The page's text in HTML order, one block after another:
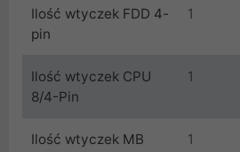
Ilość wtyczek FDD 4-
pin
1
Ilość wtyczek CPU
8/4-Pin
1
Ilość wtyczek MB
1